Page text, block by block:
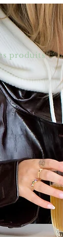
produits